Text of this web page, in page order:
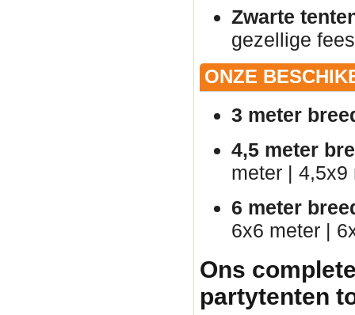
Zwarte
gezellige
ONZE
3 meter
4,5 meter
meter | 4,5x9
6 meter
6x6 meter |
Ons
partytenten